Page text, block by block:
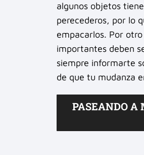
algunos objetos
perecederos, por lo
empacarlos. Por
importantes deben
siempre informarte
de que tu mudanza
PASEANDO A